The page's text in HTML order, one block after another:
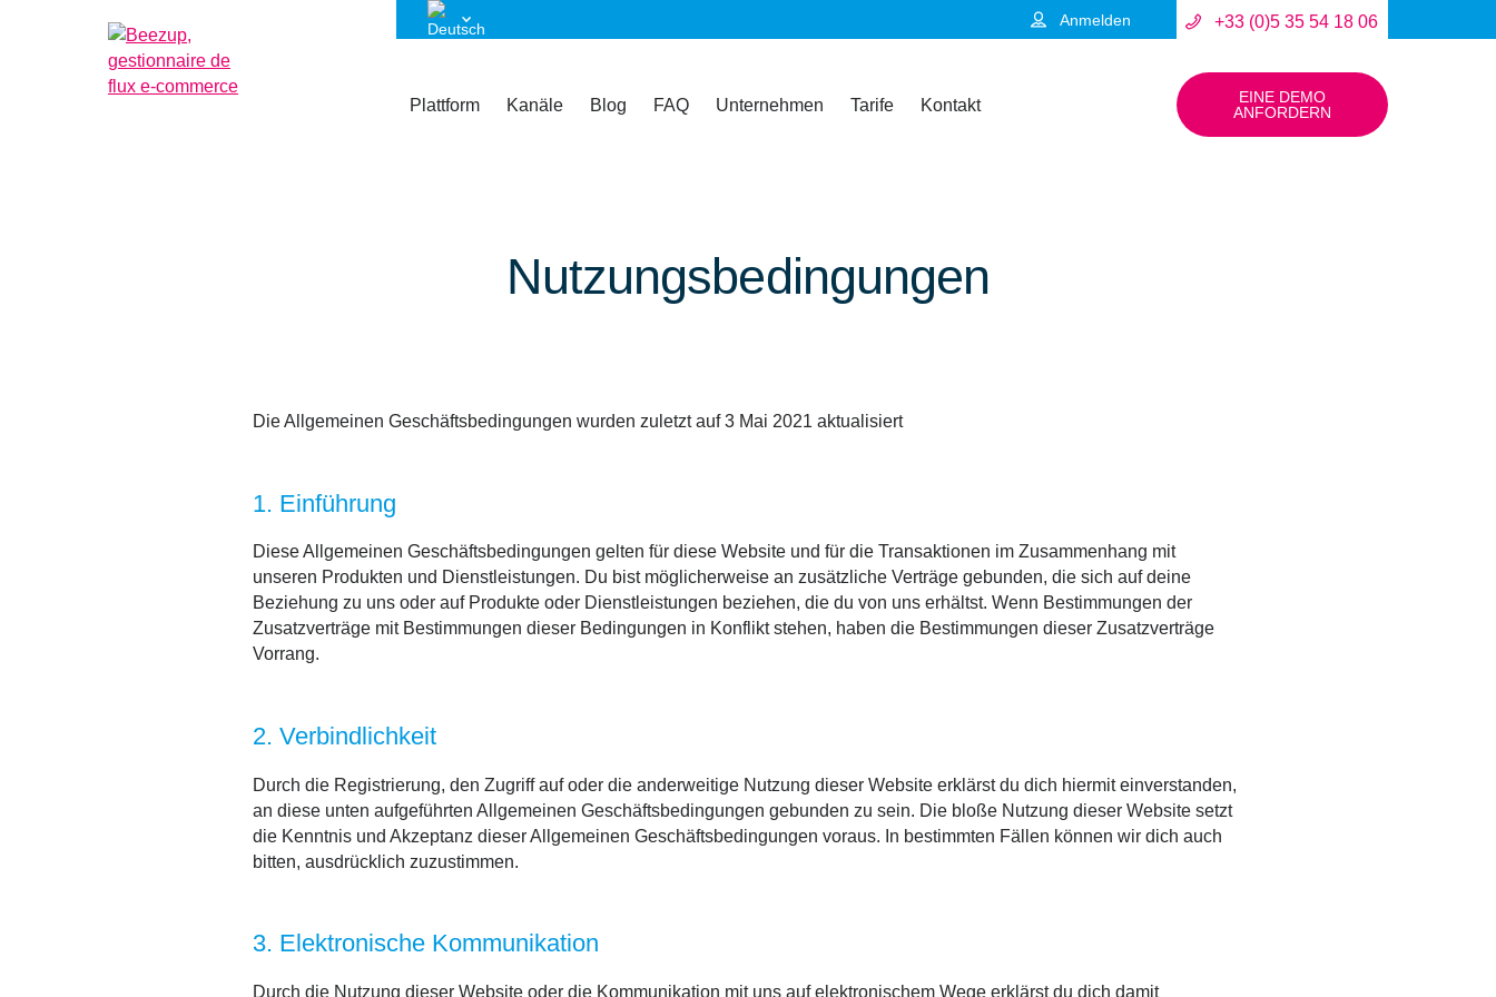
Anmelden +33 (0)5 35 54 18 06
Plattform Kanäle Blog FAQ Unternehmen Tarife Kontakt
EINE DEMO
ANFORDERN
Nutzungsbedingungen
Die Allgemeinen Geschäftsbedingungen wurden zuletzt auf 3 Mai 2021 aktualisiert
1. Einführung
Diese Allgemeinen Geschäftsbedingungen gelten für diese Website und für die Transaktionen im Zusammenhang mit
unseren Produkten und Dienstleistungen. Du bist möglicherweise an zusätzliche Verträge gebunden, die sich auf deine
Beziehung zu uns oder auf Produkte oder Dienstleistungen beziehen, die du von uns erhältst. Wenn Bestimmungen der
Zusatzverträge mit Bestimmungen dieser Bedingungen in Konflikt stehen, haben die Bestimmungen dieser Zusatzverträge
Vorrang.
2. Verbindlichkeit
Durch die Registrierung, den Zugriff auf oder die anderweitige Nutzung dieser Website erklärst du dich hiermit einverstanden,
an diese unten aufgeführten Allgemeinen Geschäftsbedingungen gebunden zu sein. Die bloße Nutzung dieser Website setzt
die Kenntnis und Akzeptanz dieser Allgemeinen Geschäftsbedingungen voraus. In bestimmten Fällen können wir dich auch
bitten, ausdrücklich zuzustimmen.
3. Elektronische Kommunikation
Durch die Nutzung dieser Website oder die Kommunikation mit uns auf elektronischem Wege erklärst du dich damit